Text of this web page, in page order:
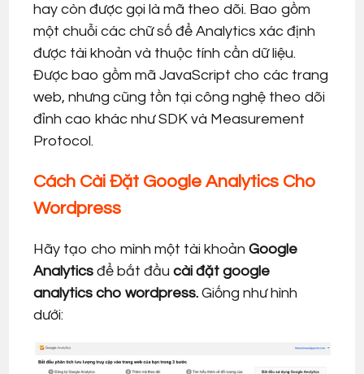
hay còn được gọi là mã theo dõi. Bao gồm
một chuỗi các chữ số để Analytics xác định
được tài khoản và thuộc tính cần dữ liệu.
Được bao gồm mã JavaScript cho các trang
web, nhưng cũng tồn tại công nghệ theo dõi
đỉnh cao khác như SDK và Measurement
Protocol.
Cách Cài Đặt Google Analytics Cho
Wordpress
Hãy tạo cho mình một tài khoảnGoogle
Analytics để bắt đầucài đặt google
analytics cho wordpress.Giống như hình
dưới: